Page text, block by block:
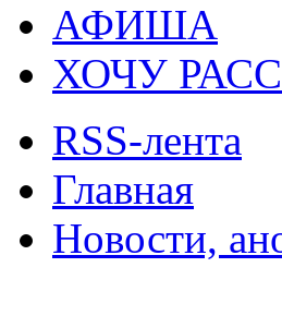
АФИША
ХОЧУ
RSS-лента
Главная
Новости,